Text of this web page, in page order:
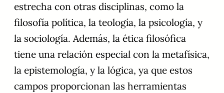
estrecha con otras disciplinas, como la
filosofía política, la teología, la psicología, y
la sociología. Además, la ética filosófica
tiene una relación especial con la metafísica,
la epistemología, y la lógica, ya que estos
campos proporcionan las herramientas